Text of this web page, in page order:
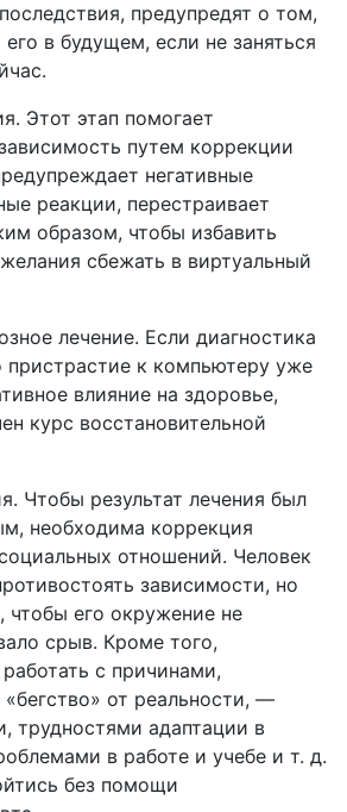
предупредят о том,
в будущем, если не заняться
Этот этап помогает
путем коррекции
негативные
реакции, перестраивает
образом, чтобы избавить
сбежать в виртуальный
лечение. Если диагностика
пристрастие к компьютеру уже
влияние на здоровье,
курс восстановительной
Чтобы результат лечения был
необходима коррекция
отношений. Человек
зависимости, но
чтобы его окружение не
срыв. Кроме того,
с причинами,
от реальности, —
трудностями адаптации в
в работе и учебе и т. д.
без помощи